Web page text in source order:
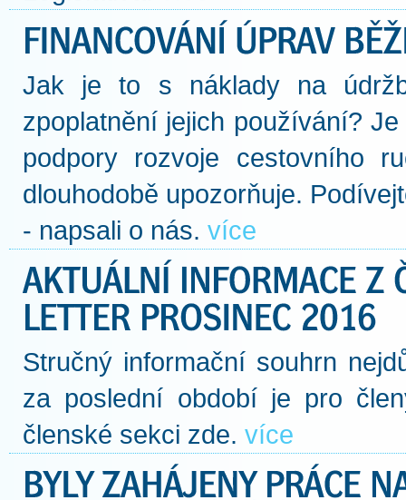
Jak je to s náklady na
zpoplatnění jejich používání?
podpory rozvoje cestovního
dlouhodobě upozorňuje.
- napsali o nás. více
Stručný informační souhrn
za poslední období je pro
členské sekci zde. více